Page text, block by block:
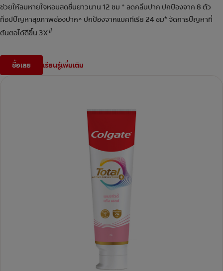
ช่วยให้ลมหายใจหอมสดชื่นยาวนาน 12 ชม + ลดกลิ่นปาก ปกป้องจาก 8 ตัว
ท็อปปัญหาสุขภาพช่องปาก^ ปกป้องจากแบคทีเรีย 24 ชม* จัดการปัญหาที่
ต้นตอได้ดีขึ้น 3X#
ซื้อเลย เรียนรู้เพิ่มเติม